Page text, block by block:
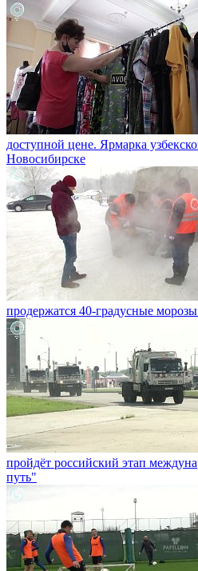
доступной цене. Ярмарка
Новосибирске
продержатся 40-градусные
пройдёт российский этап
путь"